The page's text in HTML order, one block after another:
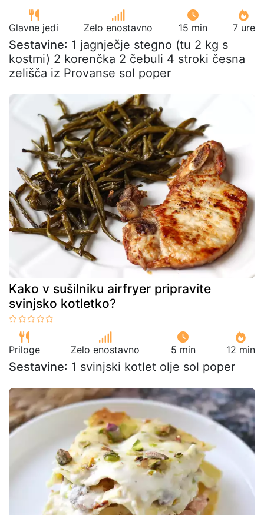
Glavne jedi Zelo enostavno 15 min 7 ure
Sestavine: 1 jagnječje stegno (tu 2 kg s
kostmi) 2 korenčka 2 čebuli 4 stroki česna
zelišča iz Provanse sol poper
Kako v sušilniku airfryer pripravite
svinjsko kotletko?
Priloge Zelo enostavno 5 min 12 min
Sestavine: 1 svinjski kotlet olje sol poper